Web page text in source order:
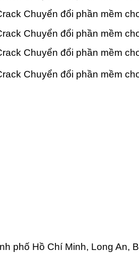
Chuyển đổi phần mềm
Chuyển đổi phần mềm
Chuyển đổi phần mềm
Chuyển đổi phần mềm
phố Hồ Chí Minh, Long An,